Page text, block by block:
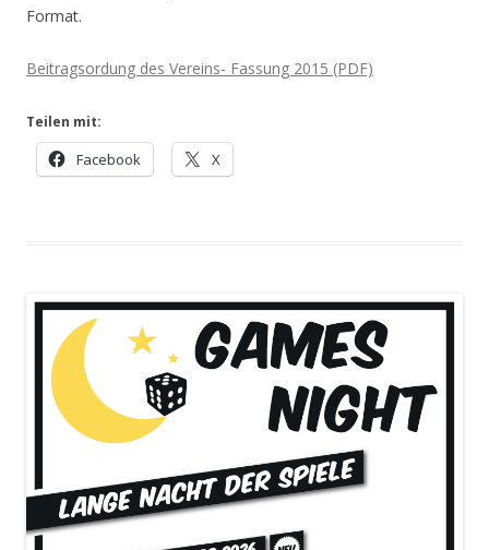
Format.
Beitragsordung des Vereins- Fassung 2015 (PDF)
Teilen mit:
Facebook X